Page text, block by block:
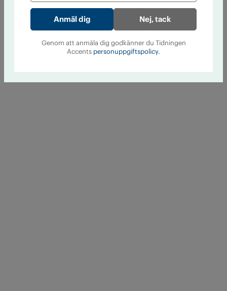
Nej, tack
Genom att anmäla dig godkänner du Tidningen
Accents personuppgiftspolicy.